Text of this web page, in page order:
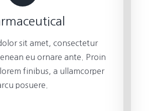
sit amet, consectetur
eu ornare ante. Proin
finibus, a ullamcorper
posuere.